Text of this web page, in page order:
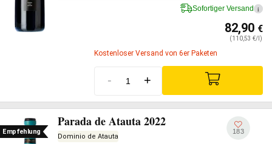
Sofortiger Versand i
82,90 €
(110,53 €/l)
Kostenloser Versand von 6er Paketen
- +
Empfehlung
Parada de Atauta 2022
Dominio de Atauta
183